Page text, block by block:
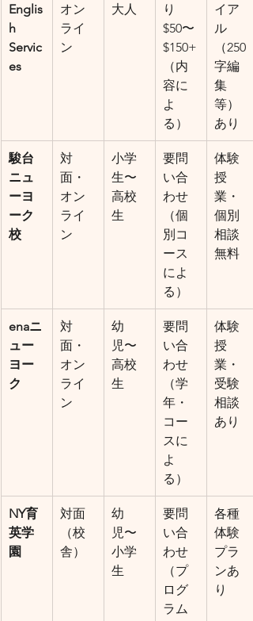
Englis
h
Servic
es
オン
ライ
ン
大人
り
$50〜
$150+
（内
容に
よ
る）
イア
ル
（250
字編
集
等）
あり
駿台
ニュ
ーヨ
ーク
校
対
面・
オン
ライ
ン
小学
生〜
高校
生
要問
い合
わせ
（個
別コ
ース
によ
る）
体験
授
業・
個別
相談
無料
enaニ
ュー
ヨー
ク
対
面・
オン
ライ
ン
幼
児〜
高校
生
要問
い合
わせ
（学
年・
コー
スに
よ
る）
体験
授
業・
受験
相談
あり
NY育
英学
園
対面
（校
舎）
幼
児〜
小学
生
要問
い合
わせ
（プ
ログ
ラム
各種
体験
プラ
ンあ
り